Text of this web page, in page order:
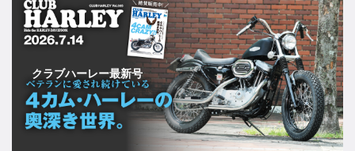
クラブハーレー最新号